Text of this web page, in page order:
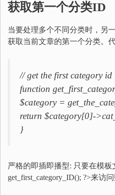
获取第一个分类ID
当要处理多个不同分类时，另
获取当前文章的第一个分类。
// get the first category id
function
$category =
return $category[0]-
}
严格的即插即播型: 只要在模板
get_first_category_ID(); ?>来访问